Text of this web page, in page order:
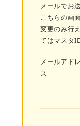
メールでお
こちらの画
変更のみ行
てはマスタ
メールアドレ
ス